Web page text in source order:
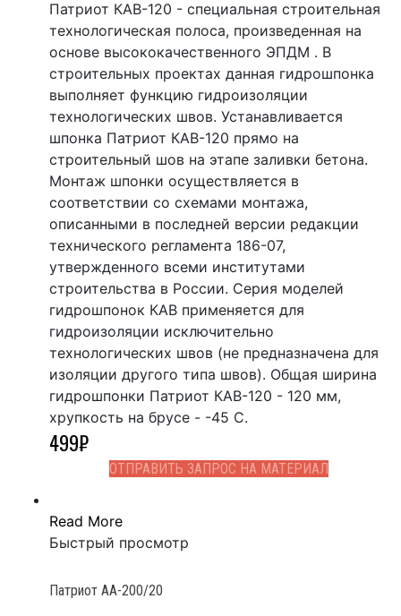
Патриот КАВ-120 - специальная строительная
технологическая полоса, произведенная на
основе высококачественного ЭПДМ . В
строительных проектах данная гидрошпонка
выполняет функцию гидроизоляции
технологических швов. Устанавливается
шпонка Патриот КАВ-120 прямо на
строительный шов на этапе заливки бетона.
Монтаж шпонки осуществляется в
соответствии со схемами монтажа,
описанными в последней версии редакции
технического регламента 186-07,
утвержденного всеми институтами
строительства в России. Серия моделей
гидрошпонок КАВ применяется для
гидроизоляции исключительно
технологических швов (не предназначена для
изоляции другого типа швов). Общая ширина
гидрошпонки Патриот КАВ-120 - 120 мм,
хрупкость на брусе - -45 С.
499₽
ОТПРАВИТЬ ЗАПРОС НА МАТЕРИАЛ
Read More
Быстрый просмотр
Патриот АА-200/20